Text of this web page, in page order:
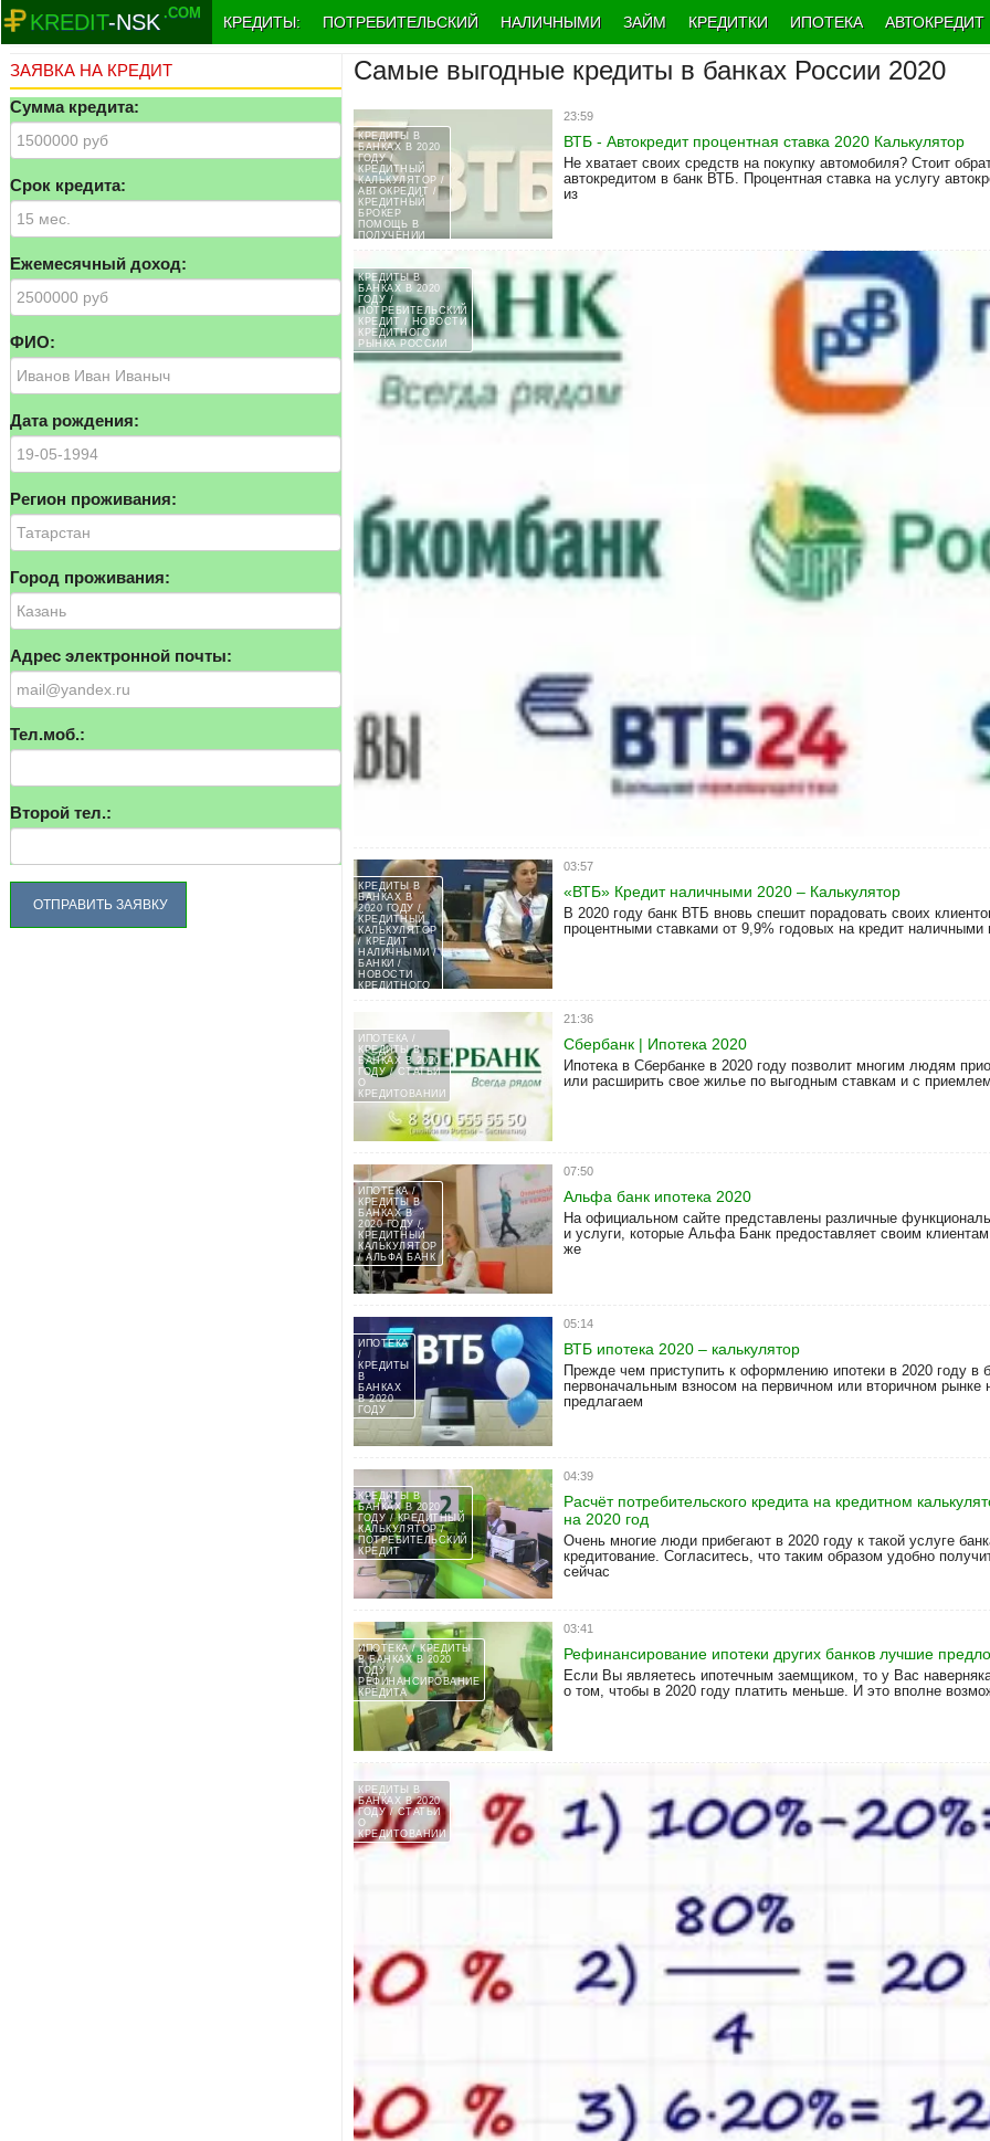
KREDIT-NSK .COM
КРЕДИТЫ: ПОТРЕБИТЕЛЬСКИЙ НАЛИЧНЫМИ ЗАЙМ КРЕДИТКИ ИПОТЕКА АВТОКРЕДИТ
ЗАЯВКА НА КРЕДИТ
Сумма кредита:
Срок кредита:
Ежемесячный доход:
ФИО:
Дата рождения:
Регион проживания:
Город проживания:
Адрес электронной почты:
Тел.моб.:
Второй тел.:
Самые выгодные кредиты в банках России 2020
КРЕДИТЫ В
БАНКАХ В 2020
ГОДУ /
КРЕДИТНЫЙ
КАЛЬКУЛЯТОР /
АВТОКРЕДИТ /
КРЕДИТНЫЙ
БРОКЕР
ПОМОЩЬ В
ПОЛУЧЕНИИ
КРЕДИТОВАНИИ
23:59
ВТБ - Автокредит процентная ставка 2020 Калькулятор
Не хватает своих средств на покупку автомобиля? Стоит
автокредитом в банк ВТБ. Процентная ставка на услугу
из
КРЕДИТЫ В
БАНКАХ В 2020
ГОДУ /
ПОТРЕБИТЕЛЬСКИЙ
КРЕДИТ / НОВОСТИ
КРЕДИТНОГО
РЫНКА РОССИИ
21:51
В каком банке самый низкий процент на потребительский кредит 2021
КРЕДИТЫ В
БАНКАХ В
2020 ГОДУ /
КРЕДИТНЫЙ
КАЛЬКУЛЯТОР
/ КРЕДИТ
НАЛИЧНЫМИ /
БАНКИ /
НОВОСТИ
КРЕДИТНОГО
03:57
«ВТБ» Кредит наличными 2020 – Калькулятор
В 2020 году банк ВТБ вновь спешит порадовать своих
процентными ставками от 9,9% годовых на кредит
ИПОТЕКА /
КРЕДИТЫ В
БАНКАХ В 2020
ГОДУ / СТАТЬИ
О
КРЕДИТОВАНИИ
21:36
Сбербанк | Ипотека 2020
Ипотека в Сбербанке в 2020 году позволит многим людям
или расширить свое жилье по выгодным ставкам и с
ИПОТЕКА /
КРЕДИТЫ В
БАНКАХ В
2020 ГОДУ /
КРЕДИТНЫЙ
КАЛЬКУЛЯТОР
/ АЛЬФА БАНК
07:50
Альфа банк ипотека 2020
На официальном сайте представлены различные
и услуги, которые Альфа Банк предоставляет своим
же
ИПОТЕКА
/
КРЕДИТЫ
В
БАНКАХ
В 2020
ГОДУ
05:14
ВТБ ипотека 2020 – калькулятор
Прежде чем приступить к оформлению ипотеки в 2020 году в
первоначальным взносом на первичном или вторичном рынке
предлагаем
КРЕДИТЫ В
БАНКАХ В 2020
ГОДУ / КРЕДИТНЫЙ
КАЛЬКУЛЯТОР /
ПОТРЕБИТЕЛЬСКИЙ
КРЕДИТ
04:39
Расчёт потребительского кредита на кредитном
на 2020 год
Очень многие люди прибегают в 2020 году к такой услуге
кредитование. Согласитесь, что таким образом удобно
сейчас
ИПОТЕКА / КРЕДИТЫ
В БАНКАХ В 2020
ГОДУ /
РЕФИНАНСИРОВАНИЕ
КРЕДИТА
03:41
Рефинансирование ипотеки других банков лучшие
Если Вы являетесь ипотечным заемщиком, то у Вас
о том, чтобы в 2020 году платить меньше. И это вполне
КРЕДИТЫ В
БАНКАХ В 2020
ГОДУ / СТАТЬИ
О
КРЕДИТОВАНИИ